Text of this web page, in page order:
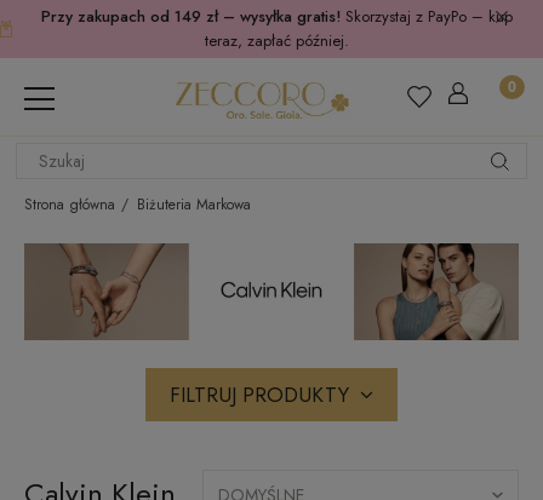
Przy zakupach od 149 zł – wysyłka gratis! Skorzystaj z PayPo – kup
teraz, zapłać później.
Strona główna Biżuteria Markowa
FILTRUJ PRODUKTY